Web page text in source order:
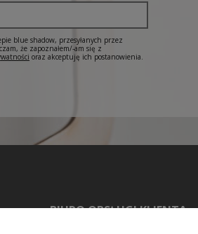
blue shadow, przesyłanych przez
że zapoznałem/-am się z
oraz akceptuję ich postanowienia.
BIURO OBSŁUGI KLIENTA